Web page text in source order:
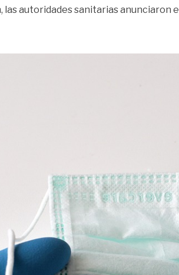
las autoridades sanitarias anunciaron el